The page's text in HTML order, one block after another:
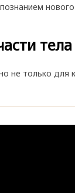
тела
не только для